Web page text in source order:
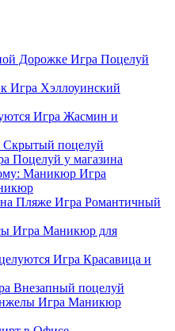
Игра Поцелуй
Игра Хэллоуинский
Игра Жасмин и
Скрытый поцелуй
Поцелуй у магазина
Игра
Игра Романтичный
Игра Маникюр для
Игра Красавица и
Внезапный поцелуй
Игра Маникюр